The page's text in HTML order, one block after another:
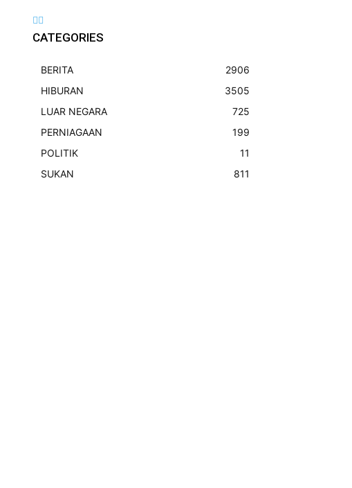
CATEGORIES
BERITA
2906
HIBURAN
3505
LUAR NEGARA
725
PERNIAGAAN
199
POLITIK
11
SUKAN
811